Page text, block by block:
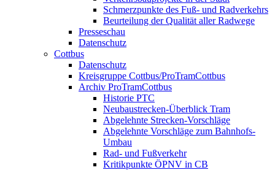
Schmerzpunkte des Fuß- und Radverkehrs
Beurteilung der Qualität aller Radwege
Presseschau
Datenschutz
Cottbus
Datenschutz
Kreisgruppe Cottbus/ProTramCottbus
Archiv ProTramCottbus
Historie PTC
Neubaustrecken-Überblick Tram
Abgelehnte Strecken-Vorschläge
Abgelehnte Vorschläge zum Bahnhofs-
Umbau
Rad- und Fußverkehr
Kritikpunkte ÖPNV in CB